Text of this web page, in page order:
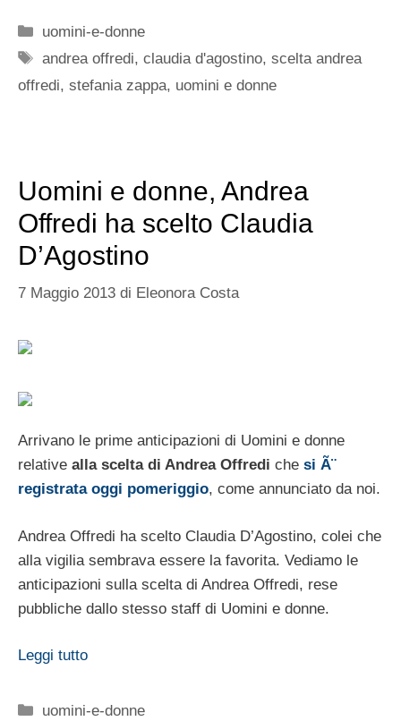
Categorie
uomini-e-donne
Tag
andrea offredi,claudia d'agostino,scelta andrea
offredi, stefania zappa, uomini e donne
Uomini e donne, Andrea
Offredi ha scelto Claudia
D’Agostino
7 Maggio 2013 di Eleonora Costa
Arrivano le prime anticipazioni di Uomini e donne
relative alla scelta di Andrea Offredi che si Ã¨
registrata oggi pomeriggio, come annunciato da noi.
Andrea Offredi ha scelto Claudia D’Agostino, colei che
alla vigilia sembrava essere la favorita. Vediamo le
anticipazioni sulla scelta di Andrea Offredi, rese
pubbliche dallo stesso staff di Uomini e donne.
Leggi tutto
Categorie
uomini-e-donne